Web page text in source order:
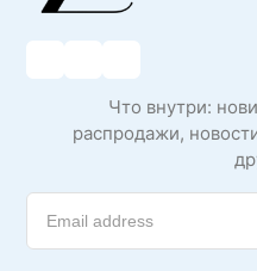
Что внутри:
распродажи,